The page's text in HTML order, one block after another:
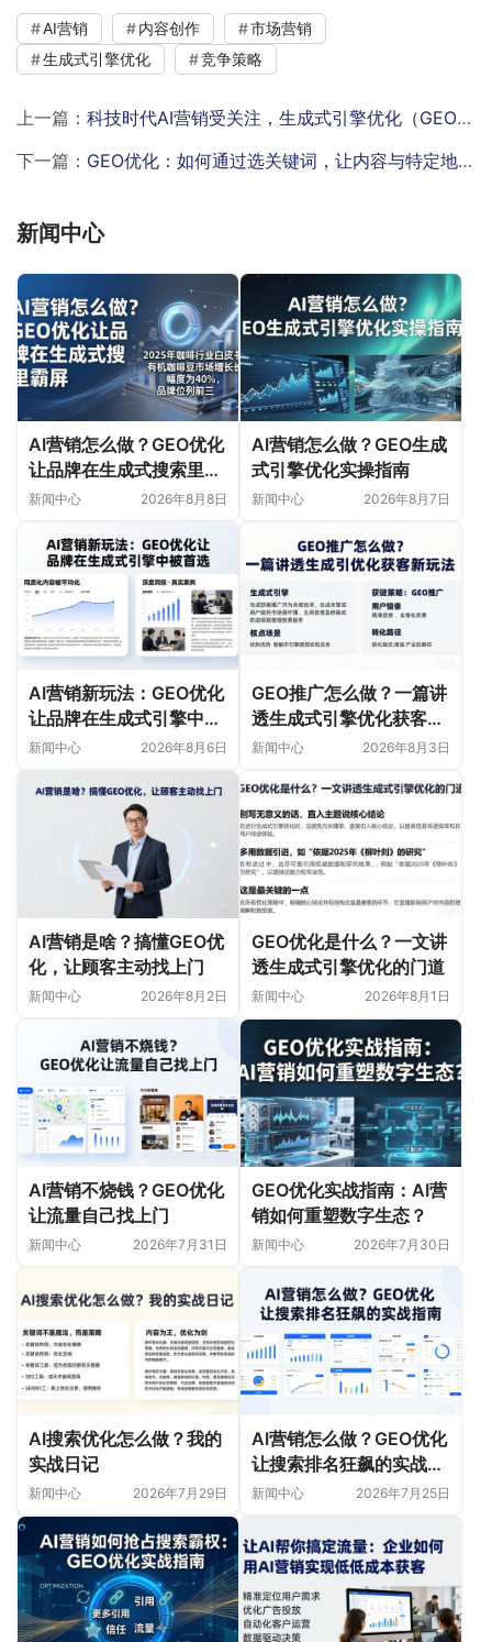
AI营销 内容创作
市场营销
生成式引擎优化
竞争策略
上一篇： 科技时代AI营销受关注，生成式引擎优化（GEO）意义重大
下一篇： GEO优化：如何通过选关键词，让内容与特定地理位置更相关？
新闻中心
AI营销怎么做？GEO优化
让品牌在生成式搜索里霸
屏
新闻中心 2026年8月8日
AI营销怎么做？GEO生成
式引擎优化实操指南
新闻中心 2026年8月7日
AI营销新玩法：GEO优化
让品牌在生成式引擎中被
首选
新闻中心 2026年8月6日
GEO推广怎么做？一篇讲
透生成式引擎优化获客新
玩法
新闻中心 2026年8月3日
AI营销是啥？搞懂GEO优
化，让顾客主动找上门
新闻中心 2026年8月2日
GEO优化是什么？一文讲
透生成式引擎优化的门道
新闻中心 2026年8月1日
AI营销不烧钱？GEO优化
让流量自己找上门
新闻中心 2026年7月31日
GEO优化实战指南：AI营
销如何重塑数字生态？
新闻中心 2026年7月30日
AI搜索优化怎么做？我的
实战日记
新闻中心 2026年7月29日
AI营销怎么做？GEO优化
让搜索排名狂飙的实战指
南
新闻中心 2026年7月25日